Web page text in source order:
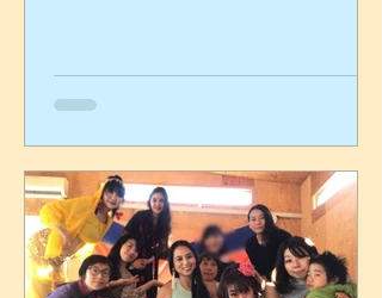
も、通常だったら当たり前にやれる事
を状況的に制限や我慢しな...